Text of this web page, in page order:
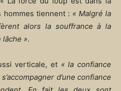
hommes tiennent : « Malgré la
alors la souffrance à la
».
verticale, et « la confiance
d’une confiance